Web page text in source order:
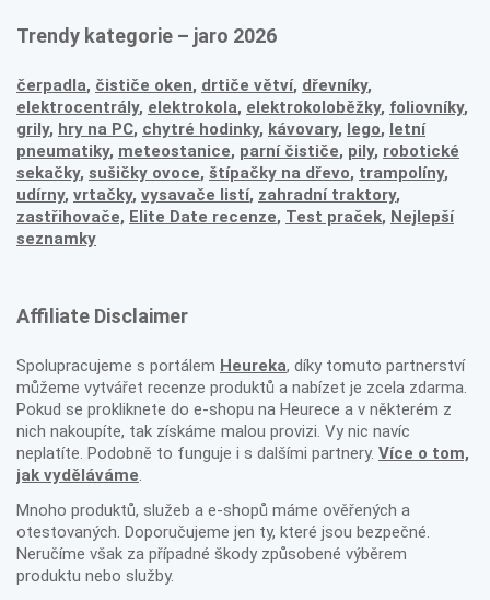
Trendy kategorie – jaro 2026
čerpadla, čističe oken, drtiče větví, dřevníky,
elektrocentrály, elektrokola, elektrokoloběžky, foliovníky,
grily, hry na PC, chytré hodinky, kávovary, lego, letní
pneumatiky, meteostanice, parní čističe, pily, robotické
sekačky, sušičky ovoce, štípačky na dřevo, trampolíny,
udírny, vrtačky, vysavače listí, zahradní traktory,
zastřihovače, Elite Date recenze, Test praček, Nejlepší
seznamky
Affiliate Disclaimer
Spolupracujeme s portálem Heureka, díky tomuto partnerství
můžeme vytvářet recenze produktů a nabízet je zcela zdarma.
Pokud se prokliknete do e-shopu na Heurece a v některém z
nich nakoupíte, tak získáme malou provizi. Vy nic navíc
neplatíte. Podobně to funguje i s dalšími partnery. Více o tom,
jak vyděláváme.
Mnoho produktů, služeb a e-shopů máme ověřených a
otestovaných. Doporučujeme jen ty, které jsou bezpečné.
Neručíme však za případné škody způsobené výběrem
produktu nebo služby.